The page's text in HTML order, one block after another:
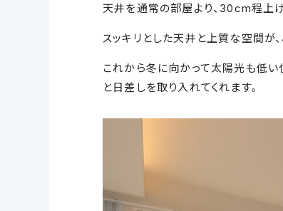
天井を通常の部屋より、30cm程上げ
スッキリとした天井と上質な空間が
これから冬に向かって太陽光も低い
と日差しを取り入れてくれます。